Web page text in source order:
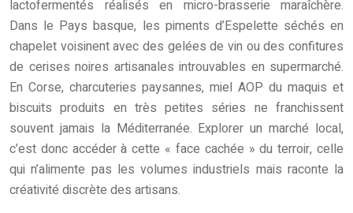
lactofermentés réalisés en micro-brasserie maraîchère.
Dans le Pays basque, les piments d’Espelette séchés en
chapelet voisinent avec des gelées de vin ou des confitures
de cerises noires artisanales introuvables en supermarché.
En Corse, charcuteries paysannes, miel AOP du maquis et
biscuits produits en très petites séries ne franchissent
souvent jamais la Méditerranée. Explorer un marché local,
c’est donc accéder à cette « face cachée » du terroir, celle
qui n’alimente pas les volumes industriels mais raconte la
créativité discrète des artisans.